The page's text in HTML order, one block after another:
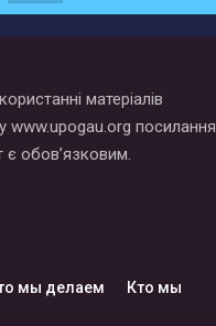
матеріалів
www.upogau.org посилання
є обов’язковим.
мы делаем Кто мы